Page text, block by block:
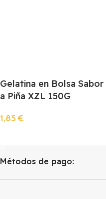
Gelatina en Bolsa Sabor
a Piña XZL 150G
1,85€
Métodos de pago: